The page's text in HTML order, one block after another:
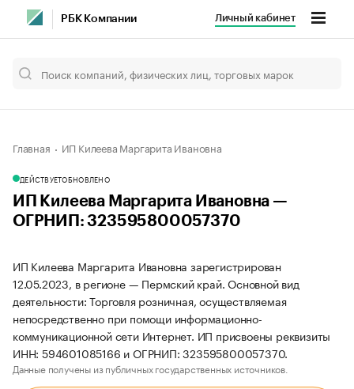
РБК Компании Личный кабинет
Главная ИП Килеева Маргарита Ивановна
ДЕЙСТВУЕТОБНОВЛЕНО
ИП Килеева Маргарита Ивановна —
ОГРНИП: 323595800057370
ИП Килеева Маргарита Ивановна зарегистрирован
12.05.2023, в регионе — Пермский край. Основной вид
деятельности: Торговля розничная, осуществляемая
непосредственно при помощи информационно-
коммуникационной сети Интернет. ИП присвоены реквизиты
ИНН: 594601085166 и ОГРНИП: 323595800057370.
Данные получены из публичных государственных источников.